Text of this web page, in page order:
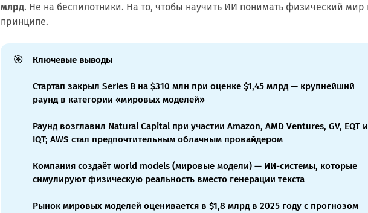
млрд. Не на беспилотники. На то, чтобы научить ИИ понимать физический мир
принципе.
🎯 Ключевые выводы
Стартап закрыл Series B на $310 млн при оценке $1,45 млрд — крупнейший
раунд в категории «мировых моделей»
Раунд возглавил Natural Capital при участии Amazon, AMD Ventures, GV, EQT и
IQT; AWS стал предпочтительным облачным провайдером
Компания создаёт world models (мировые модели) — ИИ-системы, которые
симулируют физическую реальность вместо генерации текста
Рынок мировых моделей оценивается в $1,8 млрд в 2025 году с прогнозом